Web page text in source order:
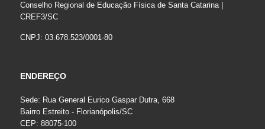
Conselho Regional de Educação Física de Santa Catarina |
CREF3/SC
CNPJ: 03.678.523/0001-80
ENDEREÇO
Sede: Rua General Eurico Gaspar Dutra, 668
Bairro Estreito - Florianópolis/SC
CEP: 88075-100